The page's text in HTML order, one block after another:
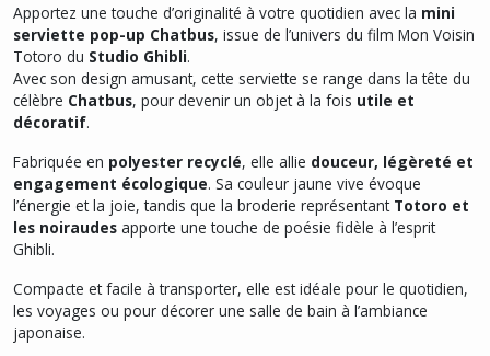
Apportez une touche d’originalité à votre quotidien avec la mini
serviette pop-up Chatbus, issue de l’univers du film Mon Voisin
Totoro du Studio Ghibli.
Avec son design amusant, cette serviette se range dans la tête du
célèbre Chatbus, pour devenir un objet à la fois utile et
décoratif.
Fabriquée en polyester recyclé, elle allie douceur, légèreté et
engagement écologique. Sa couleur jaune vive évoque
l’énergie et la joie, tandis que la broderie représentant Totoro et
les noiraudes apporte une touche de poésie fidèle à l’esprit
Ghibli.
Compacte et facile à transporter, elle est idéale pour le quotidien,
les voyages ou pour décorer une salle de bain à l’ambiance
japonaise.